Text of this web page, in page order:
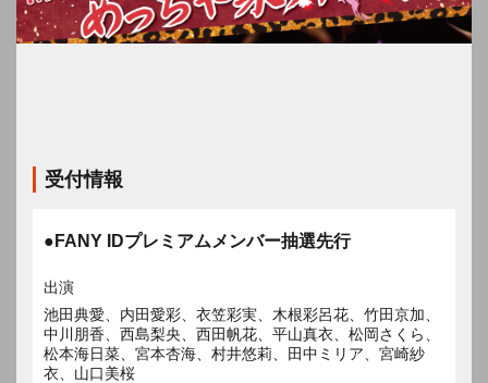
受付情報
●FANY IDプレミアムメンバー抽選先行
出演
池田典愛、内田愛彩、衣笠彩実、木根彩呂花、竹田京加、
中川朋香、西島梨央、西田帆花、平山真衣、松岡さくら、
松本海日菜、宮本杏海、村井悠莉、田中ミリア、宮崎紗
衣、山口美桜